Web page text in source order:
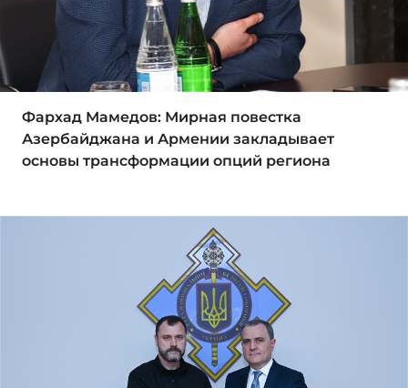
Фархад Мамедов: Мирная повестка
Азербайджана и Армении закладывает
основы трансформации опций региона